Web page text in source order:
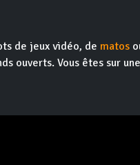
de jeux vidéo, de matos
ouverts. Vous êtes sur